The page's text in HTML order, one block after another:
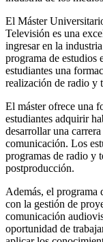
El Máster
Televisión es una
ingresar en la
programa de estudios
estudiantes una
realización de radio y
El máster ofrece una
estudiantes adquirir
desarrollar una
comunicación. Los
programas de radio y
postproducción.
Además, el programa
con la gestión de
comunicación
oportunidad de